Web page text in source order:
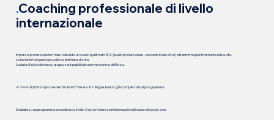
.Coaching professionale di livello
internazionale
Impara la professione in 6 mesi e diventa un coach qualificato RCC [livello professionale - secondo livello di tre] e trasforma positivamente la tua vita.
Le lezioni si tengono due volte a settimana di sera.
La data di inizio del nuovo gruppo sarà pubblicata un mese prima dell'inizio.
4.344 diplomati provenienti da 96 Paesi e in 7 lingue hanno già completato il programma.
Studiate su un programma accreditato a livello 2 da tre federazioni internazionali in una volta sola, cioè: